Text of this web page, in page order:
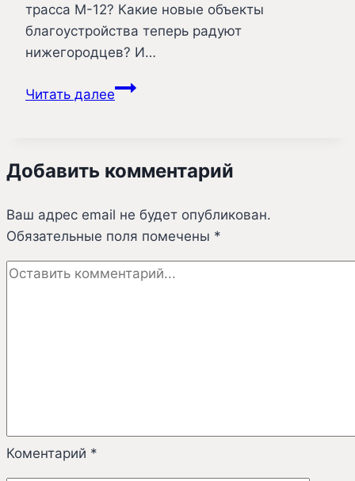
трасса М-12? Какие новые объекты
благоустройства теперь радуют
нижегородцев? И…
Читать далееАНО
телеканал
новый
выпуск
программы
«Портрет
Добавить комментарий
Ваш адрес email не будет опубликован.
Обязательные поля помечены *
Коментарий *